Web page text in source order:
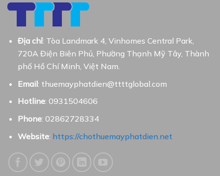
Địa chỉ: Tòa Landmark 4, Vinhomes Central Park,
720A Điện Biên Phủ, Phường Thạnh Mỹ Tây, Thành
phố Hồ Chí Minh, Việt Nam.
Email: thuemayphatdien@ttttglobal.com
Hotline: 0931504606
Phone: 02862728334
Website: https://chothuemayphatdien.net